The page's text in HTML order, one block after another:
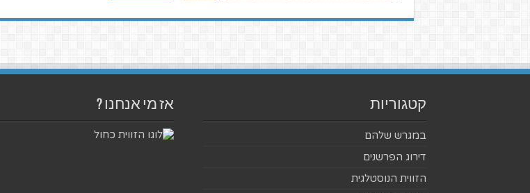
קטגוריות
במגרש שלהם
דירוג הפרשנים
הזווית הנוסטלגית
אז מי אנחנו ?